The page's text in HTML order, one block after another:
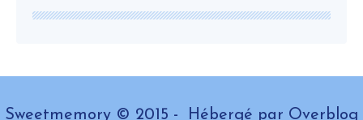
Sweetmemory © 2015 - Hébergé par Overblog